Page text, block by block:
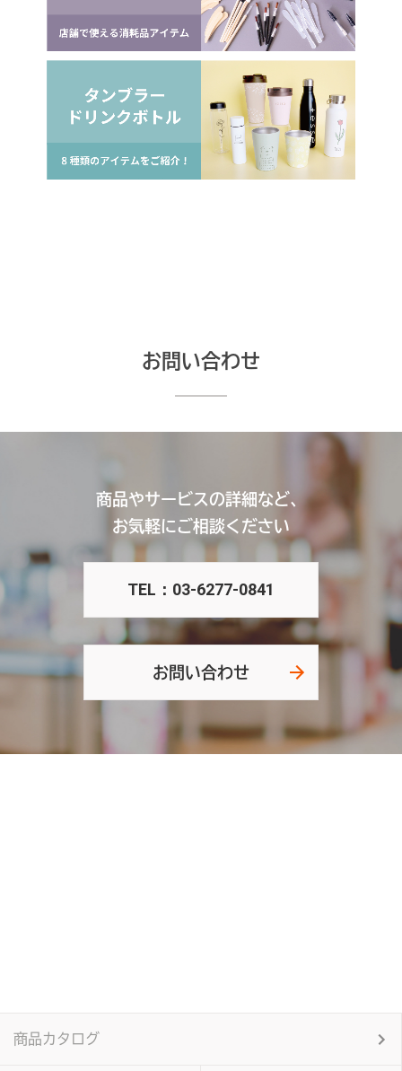
お問い合わせ
商品やサービスの詳細など、
お気軽にご相談ください
TEL：03-6277-0841
お問い合わせ
商品カタログ